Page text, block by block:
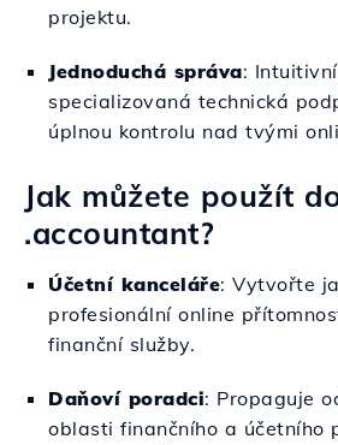
projektu.
Jednoduchá správa:
specializovaná technická
úplnou kontrolu nad tvými
Jak můžete použít
.accountant?
Účetní kanceláře: Vytvořte
profesionální online
finanční služby.
Daňoví poradci: Propaguje
oblasti finančního a účetního